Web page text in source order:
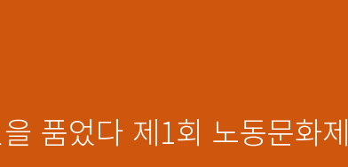
품었다 제1회 노동문화제